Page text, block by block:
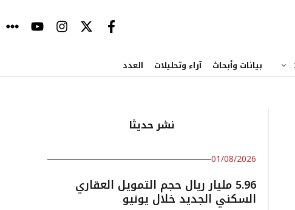
بيانات وأبحاث آراء وتحليلات العدد
نشر حديثا
01/08/2026
5.96 مليار ريال حجم التمويل العقاري
السكني الجديد خلال يونيو